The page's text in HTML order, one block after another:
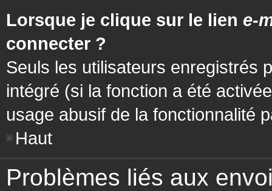
Lorsque je clique sur le lien e-
connecter ?
Seuls les utilisateurs enregistrés
intégré (si la fonction a été
usage abusif de la fonctionnalité
Haut
Problèmes liés aux